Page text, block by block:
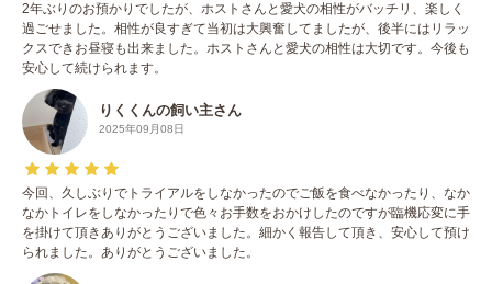
2年ぶりのお預かりでしたが、ホストさんと愛犬の相性がバッチリ、楽しく
過ごせました。相性が良すぎて当初は大興奮してましたが、後半にはリラッ
クスできお昼寝も出来ました。ホストさんと愛犬の相性は大切です。今後も
安心して続けられます。
りくくんの飼い主さん
2025年09月08日
今回、久しぶりでトライアルをしなかったのでご飯を食べなかったり、なか
なかトイレをしなかったりで色々お手数をおかけしたのですが臨機応変に手
を掛けて頂きありがとうございました。細かく報告して頂き、安心して預け
られました。ありがとうございました。